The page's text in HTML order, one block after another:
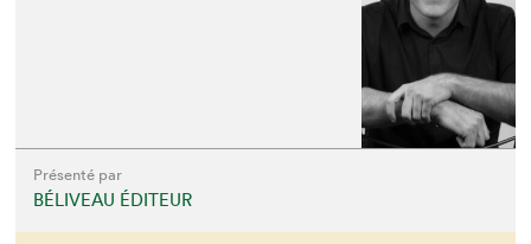
Présenté par
BÉLIVEAU ÉDITEUR